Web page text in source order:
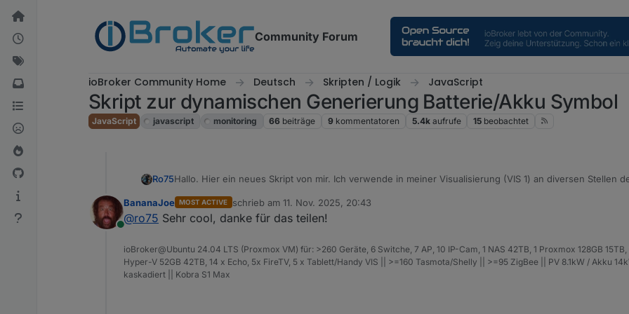
Weiter zum Inhalt
Community Forum
ioBroker Community Home Deutsch Skripten / Logik JavaScript
Skript zur dynamischen Generierung Batterie/Akku Symbol
JavaScript javascript monitoring 66 beiträge 9 kommentatoren 5.4k aufrufe 15 beobachtet
Ro75Hallo. Hier ein neues Skript von mir. Ich verwende in meiner Visualisierung (VIS 1) an diversen Stellen
Dieses Skript erzeugt dynamisch ein farbliches Symbol im SVG Format. Diese reicht von rot bis grün. Der
zentriert enthalten. Weiterhin können auch kräftiger Farben oder ein Ladesymbol (frei positionierbar)
Mit ein wenig Spielerei und Experimentierfreudigkeit kann man da auch andere Farben verwenden.
Online
BananaJoe MOST ACTIVE schrieb am 11. Nov. 2025, 20:43
zuletzt editiert von
@ro75 Sehr cool, danke für das teilen!
ioBroker@Ubuntu 24.04 LTS (Proxmox VM) für: >260 Geräte, 6 Switche, 7 AP, 10 IP-Cam, 1 NAS 42TB, 1 Proxmox 128GB 15TB,
Hyper-V 52GB 42TB, 14 x Echo, 5x FireTV, 5 x Tablett/Handy VIS || >=160 Tasmota/Shelly || >=95 ZigBee || PV 8.1kW / Akku
kaskadiert || Kobra S1 Max